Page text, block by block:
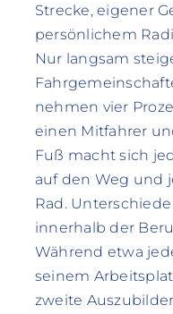
Strecke, eigener
persönlichem
Nur langsam
nehmen vier
einen Mitfahrer
Fuß macht sich
auf den Weg und
Rad.
innerhalb der
Während etwa
seinem
zweite